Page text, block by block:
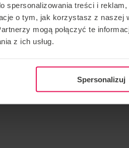
spersonalizowania treści i
o tym, jak korzystasz z naszej
mogą połączyć te
z ich usług.
Spersonalizuj
Si vous souhaitez
camps@flyspot.com
CONTACT CONCERNANT
camps@flyspot.com